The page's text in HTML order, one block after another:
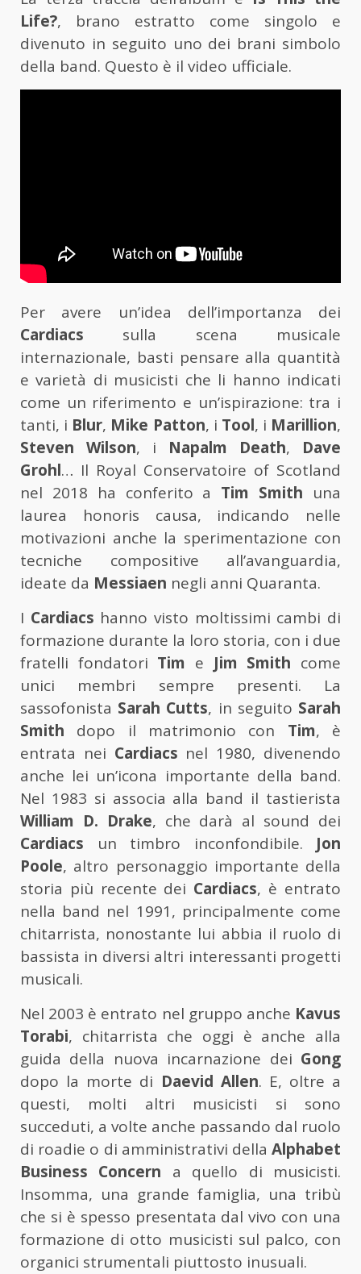
Life?, brano estratto come singolo e
divenuto in seguito uno dei brani simbolo
della band. Questo è il video ufficiale.
Per avere un’idea dell’importanza dei
Cardiacs sulla scena musicale
internazionale, basti pensare alla quantità
e varietà di musicisti che li hanno indicati
come un riferimento e un’ispirazione: tra i
tanti, i Blur, Mike Patton, i Tool, i Marillion,
Steven Wilson, i Napalm Death, Dave
Grohl… Il Royal Conservatoire of Scotland
nel 2018 ha conferito a Tim Smith una
laurea honoris causa, indicando nelle
motivazioni anche la sperimentazione con
tecniche compositive all’avanguardia,
ideate da Messiaen negli anni Quaranta.
I Cardiacs hanno visto moltissimi cambi di
formazione durante la loro storia, con i due
fratelli fondatori Tim e Jim Smith come
unici membri sempre presenti. La
sassofonista Sarah Cutts, in seguito Sarah
Smith dopo il matrimonio con Tim, è
entrata nei Cardiacs nel 1980, divenendo
anche lei un’icona importante della band.
Nel 1983 si associa alla band il tastierista
William D. Drake, che darà al sound dei
Cardiacs un timbro inconfondibile. Jon
Poole, altro personaggio importante della
storia più recente dei Cardiacs, è entrato
nella band nel 1991, principalmente come
chitarrista, nonostante lui abbia il ruolo di
bassista in diversi altri interessanti progetti
musicali.
Nel 2003 è entrato nel gruppo anche Kavus
Torabi, chitarrista che oggi è anche alla
guida della nuova incarnazione dei Gong
dopo la morte di Daevid Allen. E, oltre a
questi, molti altri musicisti si sono
succeduti, a volte anche passando dal ruolo
di roadie o di amministrativi della Alphabet
Business Concern a quello di musicisti.
Insomma, una grande famiglia, una tribù
che si è spesso presentata dal vivo con una
formazione di otto musicisti sul palco, con
organici strumentali piuttosto inusuali.